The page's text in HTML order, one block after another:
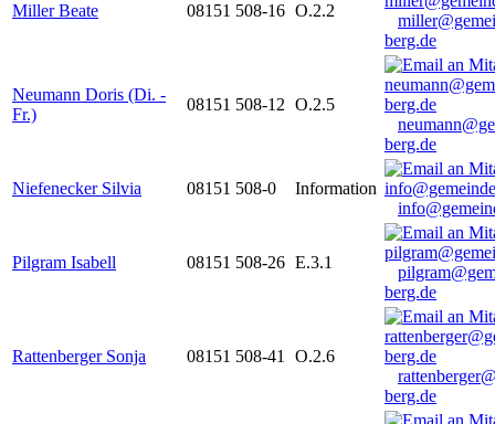
Miller Beate 08151 508-16 O.2.2
berg.de
Neumann Doris (Di. -
Fr.)
08151 508-12 O.2.5
berg.de
Niefenecker Silvia 08151 508-0
Information
Pilgram Isabell 08151 508-26 E.3.1
berg.de
Rattenberger Sonja 08151 508-41
O.2.6
berg.de